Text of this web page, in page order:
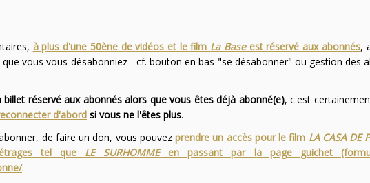
à plus d'une 50ène de vidéos et le film La Baseest réservé aux abonnés,
vous vous désabonniez - cf. bouton en bas "se désabonner" ou gestion
réservé aux abonnés alors que vous êtes déjà abonné(e), c'est
d'abordsi vous ne l'êtes plus.
de faire un don, vous pouvezprendre un accès pour le film LA CASA DE
tel que LE SURHOMMEen passant par la page guichet
.